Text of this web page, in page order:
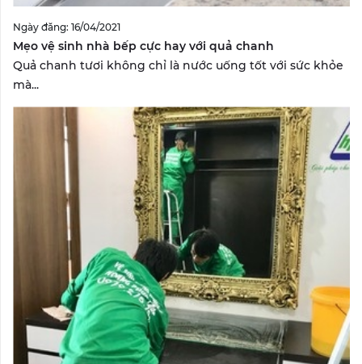
Ngày đăng: 16/04/2021
Mẹo vệ sinh nhà bếp cực hay với quả chanh
Quả chanh tươi không chỉ là nước uống tốt với sức khỏe
mà...